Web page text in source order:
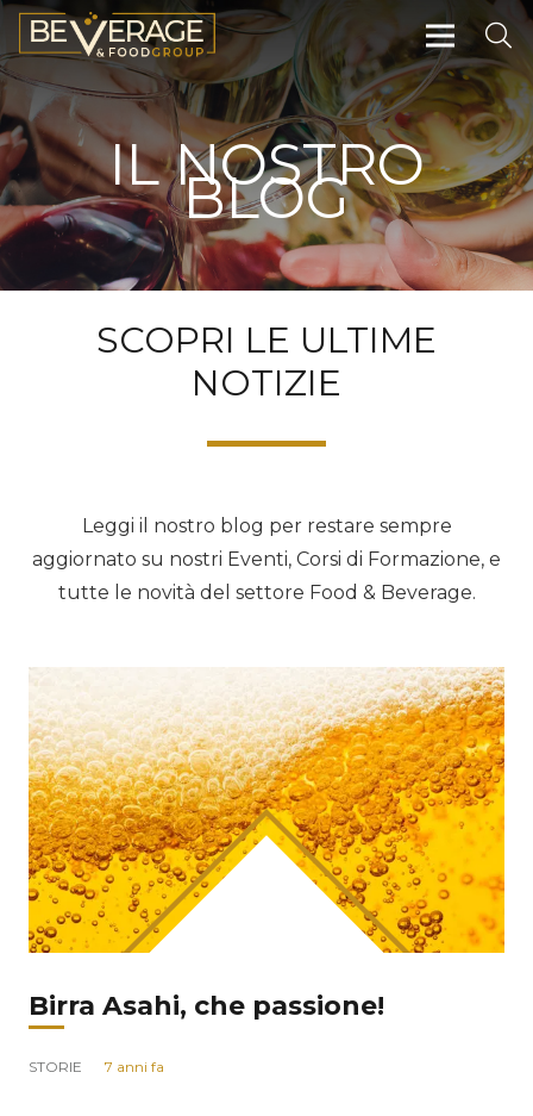
IL NOSTRO
BLOG
SCOPRI LE ULTIME
NOTIZIE
Leggi il nostro blog per restare sempre
aggiornato su nostri Eventi, Corsi di Formazione, e
tutte le novità del settore Food & Beverage.
Birra Asahi, che passione!
STORIE 7 anni fa